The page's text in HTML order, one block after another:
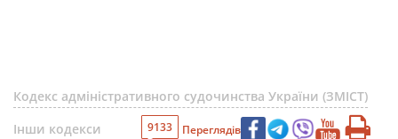
Кодекс адміністративного судочинства України (ЗМІСТ)
Інши кодекси
9133 Переглядів